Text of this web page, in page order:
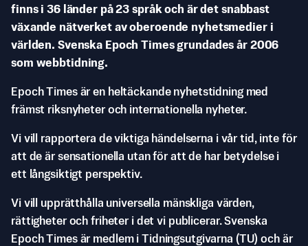
finns i 36 länder på 23 språk och är det snabbast
växande nätverket av oberoende nyhetsmedier i
världen. Svenska Epoch Times grundades år 2006
som webbtidning.
Epoch Times är en heltäckande nyhetstidning med
främst riksnyheter och internationella nyheter.
Vi vill rapportera de viktiga händelserna i vår tid, inte för
att de är sensationella utan för att de har betydelse i
ett långsiktigt perspektiv.
Vi vill upprätthålla universella mänskliga värden,
rättigheter och friheter i det vi publicerar. Svenska
Epoch Times är medlem i Tidningsutgivarna (TU) och är